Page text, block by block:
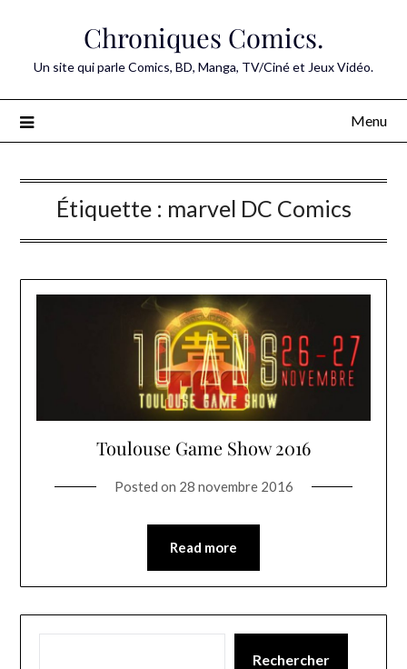
Chroniques Comics.
Un site qui parle Comics, BD, Manga, TV/Ciné et Jeux Vidéo.
Menu
Étiquette : marvel DC Comics
Toulouse Game Show 2016
Posted on 28 novembre 2016
Read more
Rechercher